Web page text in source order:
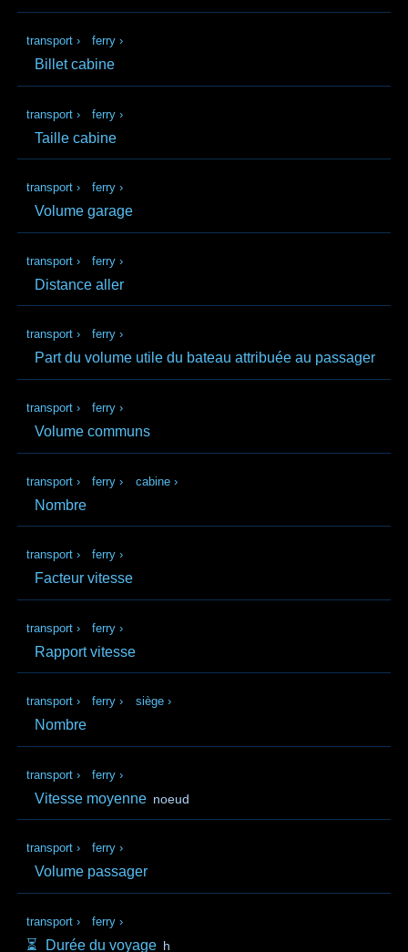
transport › ferry ›
Billet cabine
transport › ferry ›
Taille cabine
transport › ferry ›
Volume garage
transport › ferry ›
Distance aller
transport › ferry ›
Part du volume utile du bateau attribuée au passager
transport › ferry ›
Volume communs
transport › ferry › cabine ›
Nombre
transport › ferry ›
Facteur vitesse
transport › ferry ›
Rapport vitesse
transport › ferry › siège ›
Nombre
transport › ferry ›
Vitesse moyenne noeud
transport › ferry ›
Volume passager
transport › ferry ›
⏳️ Durée du voyage h